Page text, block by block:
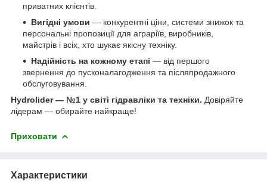
приватних клієнтів.
Вигідні умови — конкурентні ціни, системи знижок та
персональні пропозиції для аграріїв, виробників,
майстрів і всіх, хто шукає якісну техніку.
Надійність на кожному етапі — від першого
звернення до пусконалагодження та післяпродажного
обслуговування.
Hydrolider — №1 у світі гідравліки та техніки. Довіряйте
лідерам — обирайте найкраще!
Приховати
Характеристики